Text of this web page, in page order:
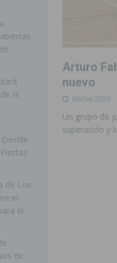
ultima diferentes soluciones
ORIHUELA
Orihuela llama a observar el
ORIHUELA
acogerá una sesión
presenta la programación de
denuncia una nueva prórroga
destina dos millones
Baja
2026 amplía su
Arturo
nuevo
09/04/2026
Un grupo de
superación y
la
de Los
el
el
de